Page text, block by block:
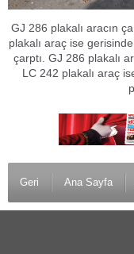
GJ 286 plakalı aracın
plakalı araç ise
çarptı. GJ 286 plakalı
LC 242 plakalı araç
Geri Ana Sayfa